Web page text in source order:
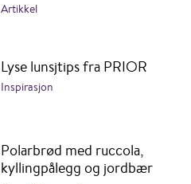
Artikkel
Lyse lunsjtips fra PRIOR
Inspirasjon
Polarbrød med ruccola,
kyllingpålegg og jordbær